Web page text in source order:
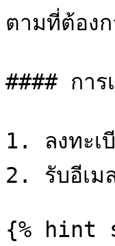
ตามที่ต้องก
#### กา
1. ลงทะเ
2. รับอีเม
{% hint